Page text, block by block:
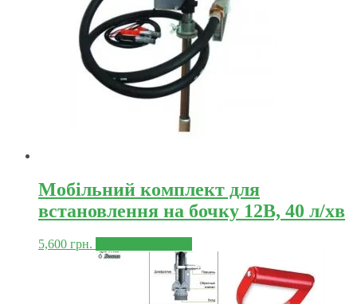
Мобільний комплект для
встановлення на бочку 12В, 40 л/хв
5,600 грн.